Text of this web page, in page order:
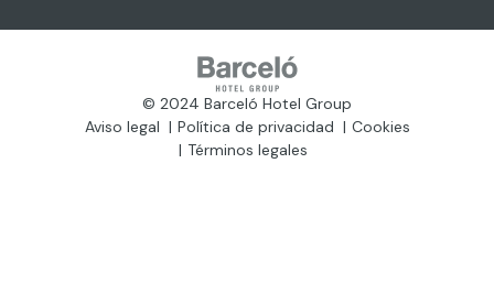
© 2024 Barceló Hotel Group
Aviso legal
Política de privacidad
Cookies
Términos legales